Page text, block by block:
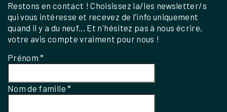
Restons en contact ! Choisissez la/les newsletter/s
qui vous intéresse et recevez de l'info uniquement
quand il y a du neuf... Et n'hésitez pas à nous écrire,
votre avis compte vraiment pour nous !
Prénom*
Nom de famille*